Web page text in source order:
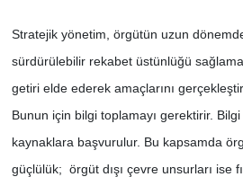
Stratejik yönetim, örgütün uzun
sürdürülebilir rekabet üstünlüğü
getiri elde ederek amaçlarını
Bunun için bilgi toplamayı gerektirir.
kaynaklara başvurulur. Bu kapsamda
güçlülük; örgüt dışı çevre unsurları ise